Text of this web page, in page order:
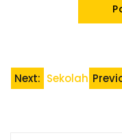
Post
Next: Sekolah